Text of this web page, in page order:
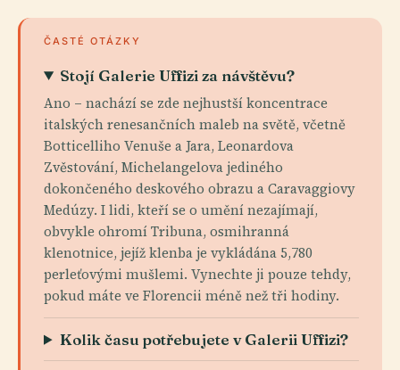
ČASTÉ OTÁZKY
Stojí Galerie Uffizi za návštěvu?
Ano – nachází se zde nejhustší koncentrace
italských renesančních maleb na světě, včetně
Botticelliho Venuše a Jara, Leonardova
Zvěstování, Michelangelova jediného
dokončeného deskového obrazu a Caravaggiovy
Medúzy. I lidi, kteří se o umění nezajímají,
obvykle ohromí Tribuna, osmihranná
klenotnice, jejíž klenba je vykládána 5,780
perleťovými mušlemi. Vynechte ji pouze tehdy,
pokud máte ve Florencii méně než tři hodiny.
Kolik času potřebujete v Galerii Uffizi?